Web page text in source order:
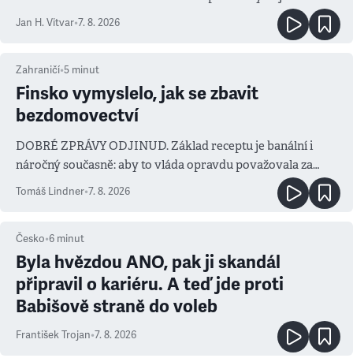
salvy i kritika pokrokářů
Jan H. Vitvar•7. 8. 2026
Zahraničí•5 minut
Finsko vymyslelo, jak se zbavit
bezdomovectví
DOBRÉ ZPRÁVY ODJINUD. Základ receptu je banální i
náročný současně: aby to vláda opravdu považovala za
prioritu
Tomáš Lindner•7. 8. 2026
Česko•6 minut
Byla hvězdou ANO, pak ji skandál
připravil o kariéru. A teď jde proti
Babišově straně do voleb
František Trojan•7. 8. 2026